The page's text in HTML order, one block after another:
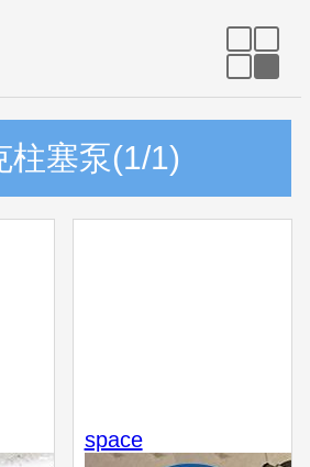
柱塞泵(1/1)
space